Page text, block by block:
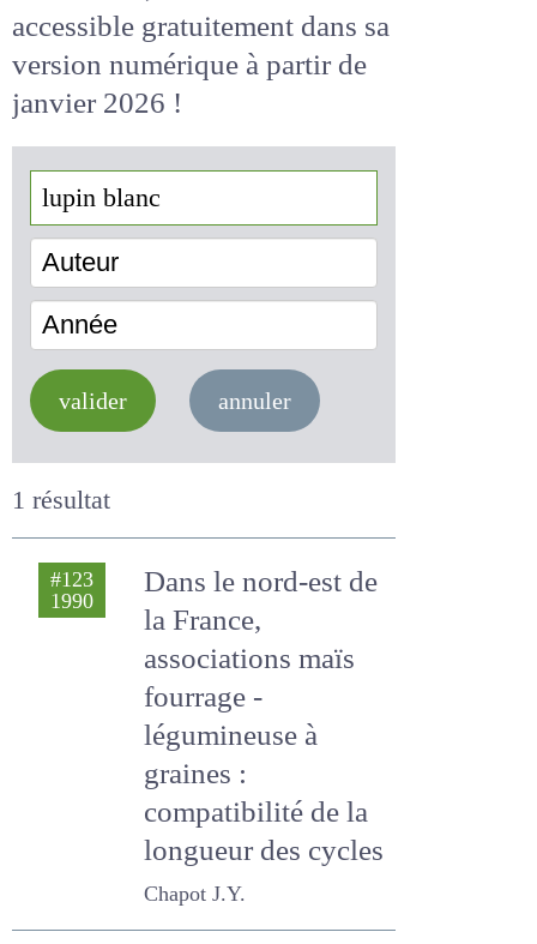
remercions, notre revue sera
accessiblegratuitementdans
sa version numérique
de janvier 2026 !
Auteur
valider annuler
1 résultat
#123
Dans le nord-est
de la France,
associations maïs
fourrage -
légumineuse à
graines :
compatibilité de la
longueur des
cycles